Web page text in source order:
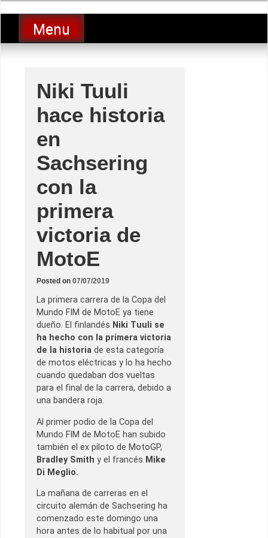
to
contentLucio Lopez GP
luciolopezgp
Menu
Niki Tuuli
hace historia
en
Sachsering
con la
primera
victoria de
MotoE
Posted on 07/07/2019
La primera carrera de la Copa del
Mundo FIM de MotoE ya tiene
dueño. El finlandés Niki Tuuli se
ha hecho con la primera victoria
de la historia de esta categoría
de motos eléctricas y lo ha hecho
cuando quedaban dos vueltas
para el final de la carrera, debido a
una bandera roja.
Al primer podio de la Copa del
Mundo FIM de MotoE han subido
también el ex piloto de MotoGP,
Bradley Smith y el francés Mike
Di Meglio.
La mañana de carreras en el
circuito alemán de Sachsering ha
comenzado este domingo una
hora antes de lo habitual por una